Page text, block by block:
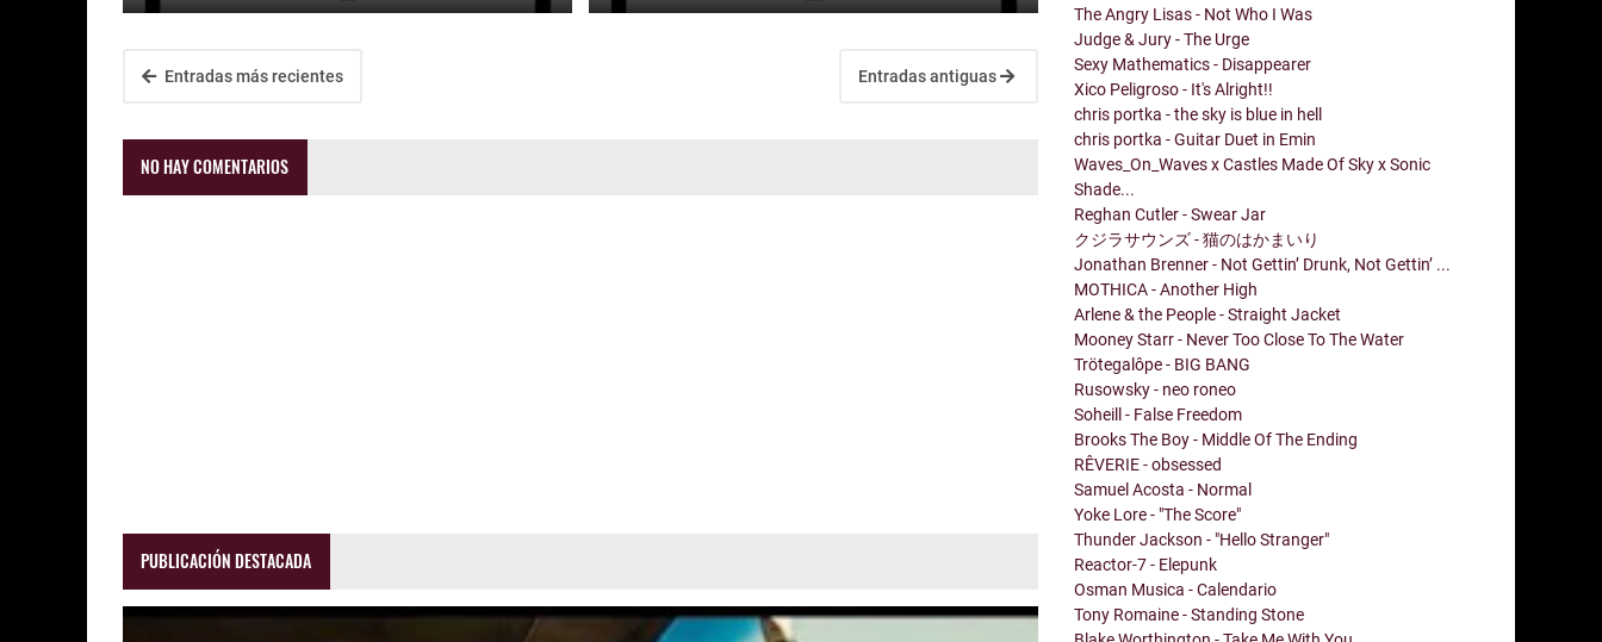
Entradas más recientes Entradas antiguas
NO HAY COMENTARIOS
PUBLICACIÓN DESTACADA
The Angry Lisas - Not Who I Was
Judge & Jury - The Urge
Sexy Mathematics - Disappearer
Xico Peligroso - It's Alright!!
chris portka - the sky is blue in hell
chris portka - Guitar Duet in Emin
Waves_On_Waves x Castles Made Of Sky x Sonic
Shade...
Reghan Cutler - Swear Jar
クジラサウンズ - 猫のはかまいり
Jonathan Brenner - Not Gettin’ Drunk, Not Gettin’ ...
MOTHICA - Another High
Arlene & the People - Straight Jacket
Mooney Starr - Never Too Close To The Water
Trötegalôpe - BIG BANG
Rusowsky - neo roneo
Soheill - False Freedom
Brooks The Boy - Middle Of The Ending
RÊVERIE - obsessed
Samuel Acosta - Normal
Yoke Lore - "The Score"
Thunder Jackson - "Hello Stranger"
Reactor-7 - Elepunk
Osman Musica - Calendario
Tony Romaine - Standing Stone